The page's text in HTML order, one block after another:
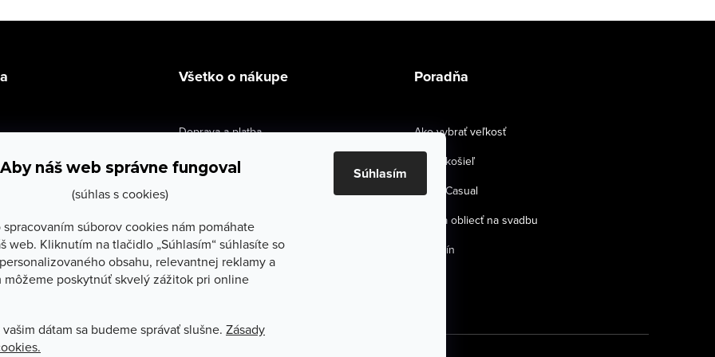
Aby náš web správne fungoval
(súhlas s cookies)
spracovaním súborov cookies nám pomáhate
web. Kliknutím na tlačidlo „Súhlasím“ súhlasíte so
obsahu, relevantnej reklamy a
môžeme poskytnúť skvelý zážitok pri online
dátam sa budeme správať slušne. Zásady
Súhlasím
Všetko o nákupe
Doprava a platba
Výmena a vrátenie
Reklamačné podmienky
Ochrana osobných údajov
Odstúpenie od zmluvy
Poradňa
Ako vybrať veľkosť
Strihy košieľ
Smart Casual
Ako sa obliecť na svadbu
Magazín